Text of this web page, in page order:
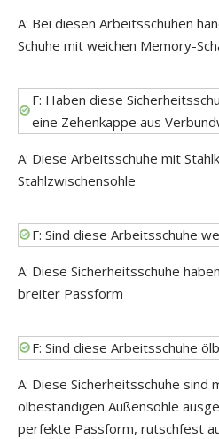
A: Bei diesen Arbeitsschuhen
Schuhe mit weichen Memory-
F: Haben diese
eine Zehenkappe aus
A: Diese Arbeitsschuhe mit
Stahlzwischensohle
F: Sind diese Arbeitsschuhe
A: Diese Sicherheitsschuhe
breiter Passform
F: Sind diese Arbeitsschuhe
A: Diese Sicherheitsschuhe
ölbeständigen Außensohle
perfekte Passform, rutschfest